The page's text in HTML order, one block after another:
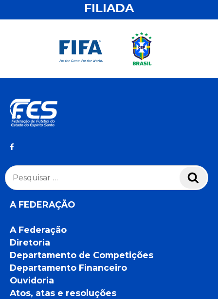
FILIADA
Pesquisar
por:
A FEDERAÇÃO
A Federação
Diretoria
Departamento de Competições
Departamento Financeiro
Ouvidoria
Atos, atas e resoluções